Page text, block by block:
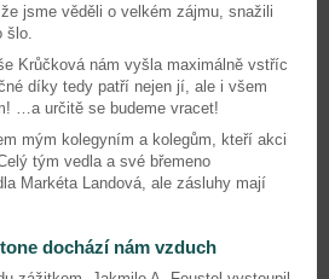
jsme věděli o velkém zájmu, snažili
šlo.
Krůčková nám vyšla maximálně vstříc
díky tedy patří nejen jí, ale i všem
…a určitě se budeme vracet!
mým kolegyním a kolegům, kteří akci
tým vedla a své břemeno
Markéta Landová, ale zásluhy mají
dochází nám vzduch